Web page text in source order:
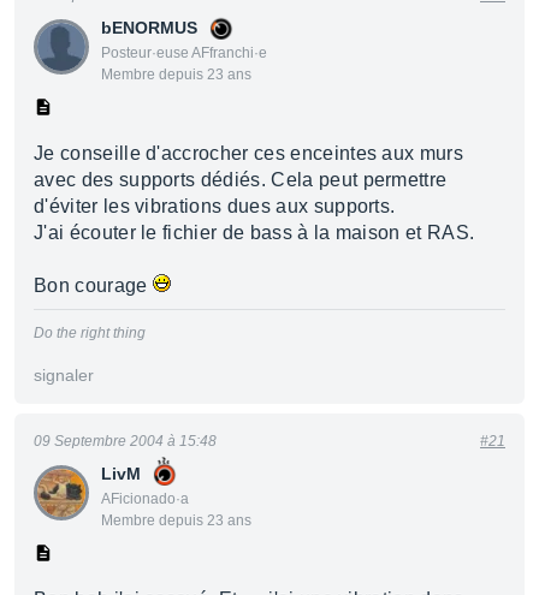
bENORMUS
Posteur·euse AFfranchi·e
Membre depuis 23 ans
Je conseille d'accrocher ces enceintes aux murs
avec des supports dédiés. Cela peut permettre
d'éviter les vibrations dues aux supports.
J'ai écouter le fichier de bass à la maison et RAS.
Bon courage
Do the right thing
signaler
LivM
AFicionado·a
Membre depuis 23 ans
09 Septembre 2004 à 15:48 #21